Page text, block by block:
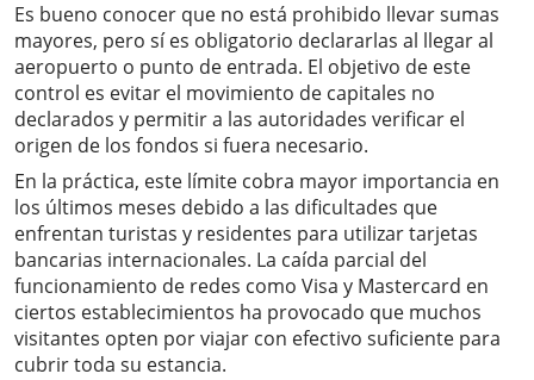
Es bueno conocer que no está prohibido llevar sumas
mayores, pero sí es obligatorio declararlas al llegar al
aeropuerto o punto de entrada. El objetivo de este
control es evitar el movimiento de capitales no
declarados y permitir a las autoridades verificar el
origen de los fondos si fuera necesario.
En la práctica, este límite cobra mayor importancia en
los últimos meses debido a las dificultades que
enfrentan turistas y residentes para utilizar tarjetas
bancarias internacionales. La caída parcial del
funcionamiento de redes como Visa y Mastercard en
ciertos establecimientos ha provocado que muchos
visitantes opten por viajar con efectivo suficiente para
cubrir toda su estancia.